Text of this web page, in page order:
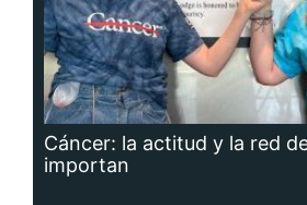
Cáncer: la actitud y la red
importan